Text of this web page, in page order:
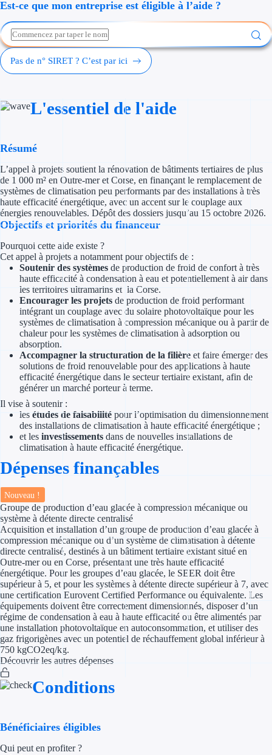
Cession
Entreprise en
Type de financements
Concours
Réduction
Crédits &
Aides Urssaf
Prêt
Garantie
Par financeur
Aides par
Aides
Aides
Est-ce que mon entreprise est éligible à l’aide ?
Pas de n° SIRET ? C’est par ici
L'essentiel de l'aide
Résumé
L’appel à projets soutient la rénovation de bâtiments tertiaires de plus
de 1 000 m² en Outre-mer et Corse, en finançant le remplacement de
systèmes de climatisation peu performants par des installations à très
haute efficacité énergétique, avec un accent sur le couplage aux
énergies renouvelables. Dépôt des dossiers jusqu’au 15 octobre 2026.
Objectifs et priorités du financeur
Pourquoi cette aide existe ?
Cet appel à projets a notamment pour objectifs de :
Soutenir des systèmes de production de froid de confort à très
haute efficacité à condensation à eau et potentiellement à air dans
les territoires ultramarins et la Corse.
Encourager les projets de production de froid performant
intégrant un couplage avec du solaire photovoltaïque pour les
systèmes de climatisation à compression mécanique ou à partir de
chaleur pour les systèmes de climatisation à adsorption ou
absorption.
Accompagner la structuration de la filière et faire émerger des
solutions de froid renouvelable pour des applications à haute
efficacité énergétique dans le secteur tertiaire existant, afin de
générer un marché porteur à terme.
Il vise à soutenir :
les études de faisabilité pour l’optimisation du dimensionnement
des installations de climatisation à haute efficacité énergétique ;
et les investissements dans de nouvelles installations de
climatisation à haute efficacité énergétique.
Dépenses finançables
Nouveau !
Groupe de production d’eau glacée à compression mécanique ou
système à détente directe centralisé
Acquisition et installation d’un groupe de production d’eau glacée à
compression mécanique ou d’un système de climatisation à détente
directe centralisé, destinés à un bâtiment tertiaire existant situé en
Outre-mer ou en Corse, présentant une très haute efficacité
énergétique. Pour les groupes d’eau glacée, le SEER doit être
supérieur à 5, et pour les systèmes à détente directe supérieur à 7, avec
une certification Eurovent Certified Performance ou équivalente. Les
équipements doivent être correctement dimensionnés, disposer d’un
régime de condensation à eau à haute efficacité ou être alimentés par
une installation photovoltaïque en autoconsommation, et utiliser des
gaz frigorigènes avec un potentiel de réchauffement global inférieur à
750 kgCO2eq/kg.
Découvrir les autres dépenses
Conditions
Bénéficiaires éligibles
Qui peut en profiter ?